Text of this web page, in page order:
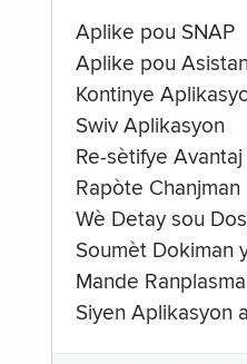
Aplike pou SNAP
Aplike pou
Kontinye
Swiv Aplikasyon
Re-sètifye Avantaj
Rapòte Chanjman
Wè Detay sou
Soumèt Dokiman
Mande
Siyen Aplikasyon